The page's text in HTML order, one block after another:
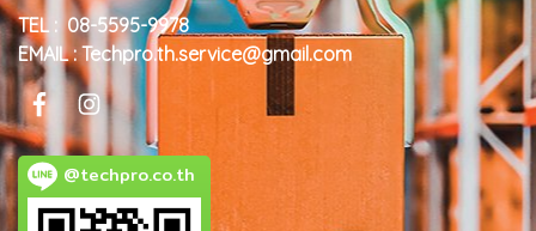
TEL : 08-5595-9978
EMAIL : Techpro.th.service@gmail.com
@techpro.co.th